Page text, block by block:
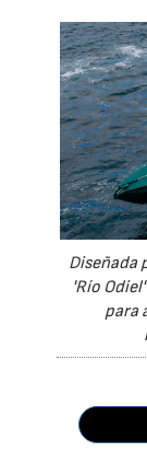
Diseñada
'Río
para